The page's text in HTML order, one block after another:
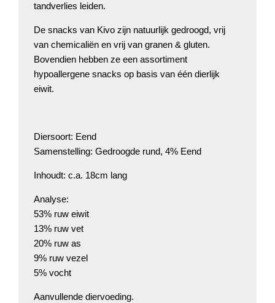
tandverlies leiden.
De snacks van Kivo zijn natuurlijk gedroogd, vrij
van chemicaliën en vrij van granen & gluten.
Bovendien hebben ze een assortiment
hypoallergene snacks op basis van één dierlijk
eiwit.
Diersoort: Eend
Samenstelling: Gedroogde rund, 4% Eend
Inhoudt: c.a. 18cm lang
Analyse:
53% ruw eiwit
13% ruw vet
20% ruw as
9% ruw vezel
5% vocht
Aanvullende diervoeding.